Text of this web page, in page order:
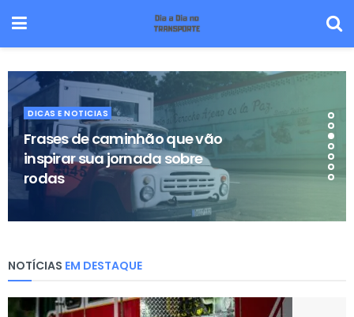
DICAS E NOTICIAS
Frases de caminhão que vão
inspirar sua jornada sobre
rodas
NOTÍCIAS EM DESTAQUE